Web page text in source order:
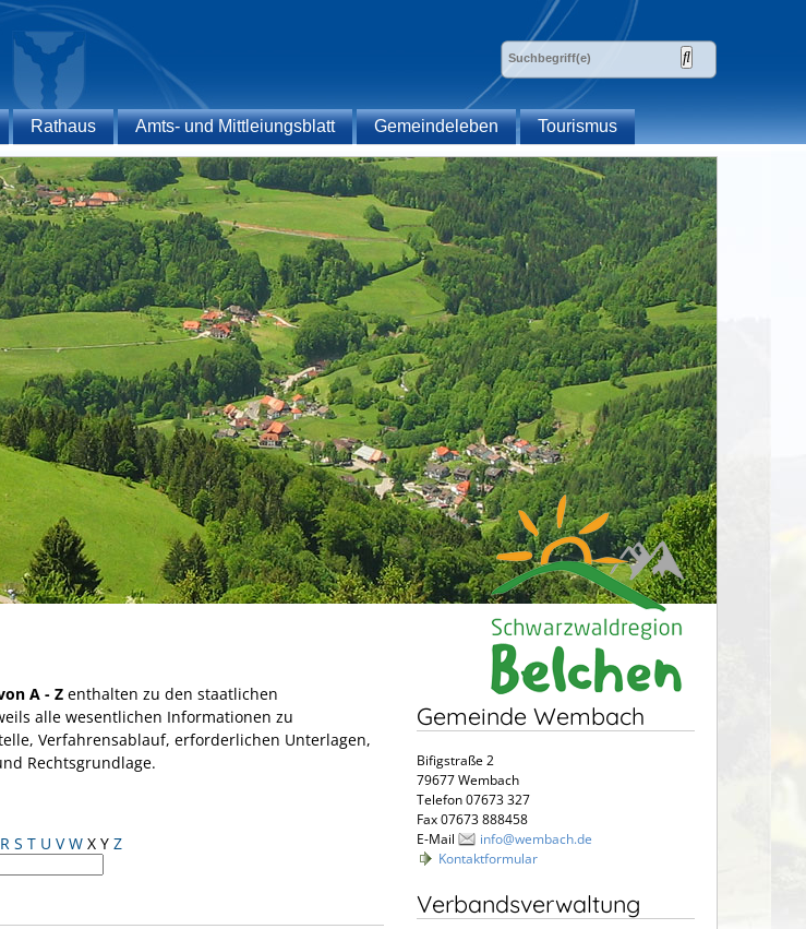
Rathaus Amts- und Mittleiungsblatt Gemeindeleben
Tourismus
A - Z enthalten zu den staatlichen
alle wesentlichen Informationen zu
Verfahrensablauf, erforderlichen Unterlagen,
Rechtsgrundlage.
R S T U V W X Y Z
Gemeinde Wembach
Bifigstraße 2
79677 Wembach
Telefon 07673 327
Fax 07673 888458
E-Mail
info@wembach.de
Kontaktformular
Verbandsverwaltung